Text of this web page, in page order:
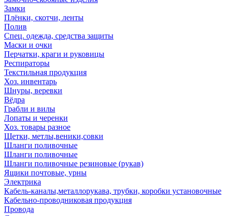
Замки
Плёнки, скотчи, ленты
Полив
Спец. одежда, средства защиты
Маски и очки
Перчатки, краги и руковицы
Респираторы
Текстильная продукция
Хоз. инвентарь
Шнуры, веревки
Вёдра
Грабли и вилы
Лопаты и черенки
Хоз. товары разное
Щетки, метлы,веники,совки
Шланги поливочные
Шланги поливочные
Шланги поливочные резиновые (рукав)
Ящики почтовые, урны
Электрика
Кабель-каналы,металлорукава, трубки, коробки установочные
Кабельно-проводниковая продукция
Провода